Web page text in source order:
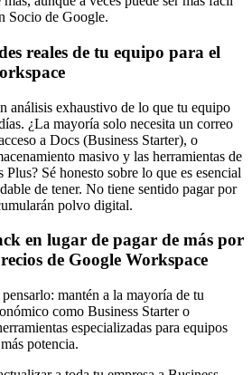
Socio de Google.
reales de tu equipo para el
análisis exhaustivo de lo que tu equipo
¿La mayoría solo necesita un correo
a Docs (Business Starter), o
masivo y las herramientas de
Sé honesto sobre lo que es esencial
de tener. No tiene sentido pagar por
polvo digital.
en lugar de pagar de más por
de Google Workspace
mantén a la mayoría de tu
como Business Starter o
especializadas para equipos
potencia.